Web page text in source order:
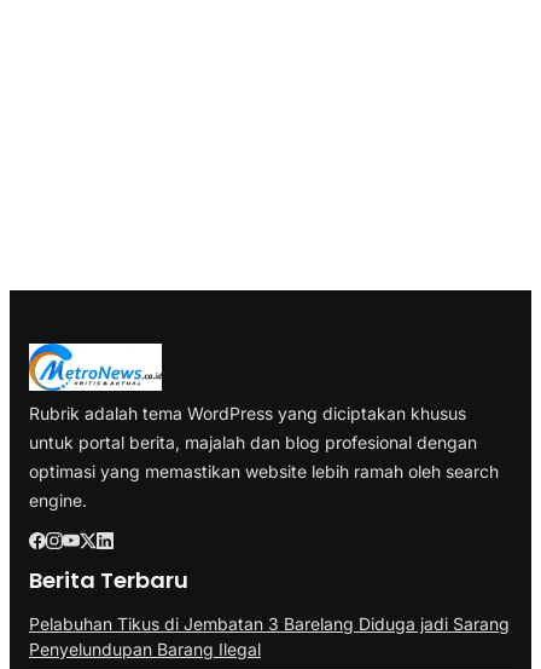
Rubrik adalah tema WordPress yang diciptakan khusus
untuk portal berita, majalah dan blog profesional dengan
optimasi yang memastikan website lebih ramah oleh search
engine.
Berita Terbaru
Pelabuhan Tikus di Jembatan 3 Barelang Diduga jadi Sarang
Penyelundupan Barang Ilegal